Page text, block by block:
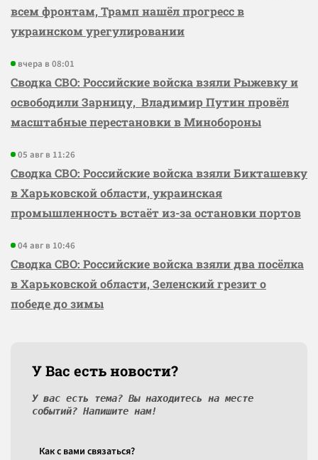
всем фронтам, Трамп нашёл прогресс в
украинском урегулировании
вчера в 08:01
Сводка СВО: Российские войска взяли Рыжевку и
освободили Зарницу, Владимир Путин провёл
масштабные перестановки в Минобороны
05 авг в 11:26
Сводка СВО: Российские войска взяли Бикташевку
в Харьковской области, украинская
промышленность встаёт из-за остановки портов
04 авг в 10:46
Сводка СВО: Российские войска взяли два посёлка
в Харьковской области, Зеленский грезит о
победе до зимы
У Вас есть новости?
У вас есть тема? Вы находитесь на месте
событий? Напишите нам!
Как c вами связаться?